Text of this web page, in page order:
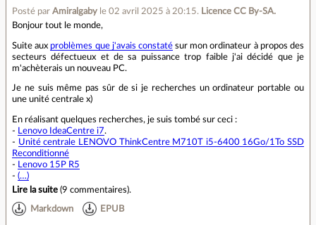
Posté par Amiralgaby le 02 avril 2025 à 20:15. Licence CC By‑SA.
Bonjour tout le monde,
Suite aux problèmes que j'avais constatésur mon ordinateur à propos des
secteurs défectueux et de sa puissance trop faible j'ai décidé que je
m'achèterais un nouveau PC.
Je ne suis même pas sûr de si je recherches un ordinateur portable ou
une unité centrale x)
En réalisant quelques recherches, je suis tombé sur ceci :
-
Lenovo IdeaCentre i7.
- Unité centrale LENOVO ThinkCentre M710T i5-6400 16Go/1To SSD
Reconditionné
-
Lenovo 15P R5
- (…)
Lire la suite (9 commentaires).
Markdown EPUB